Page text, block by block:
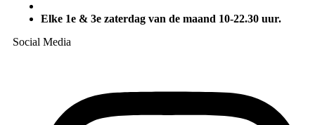
Elke 1e & 3e zaterdag van de maand 10-22.30 uur.
Social Media